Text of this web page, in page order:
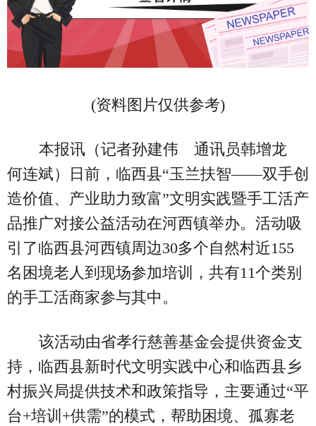
(资料图片仅供参考)
本报讯（记者孙建伟 通讯员韩增龙
何连斌）日前，临西县“玉兰扶智——双手创
造价值、产业助力致富”文明实践暨手工活产
品推广对接公益活动在河西镇举办。活动吸
引了临西县河西镇周边30多个自然村近155
名困境老人到现场参加培训，共有11个类别
的手工活商家参与其中。
该活动由省孝行慈善基金会提供资金支
持，临西县新时代文明实践中心和临西县乡
村振兴局提供技术和政策指导，主要通过“平
台+培训+供需”的模式，帮助困境、孤寡老